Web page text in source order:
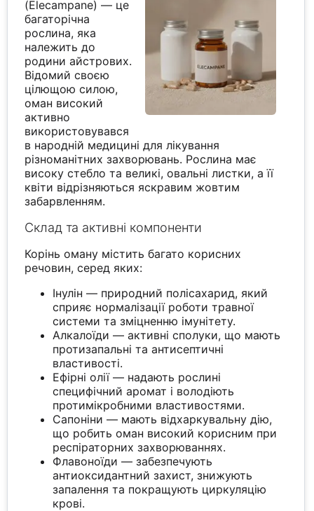
(Elecampane) — це
багаторічна
рослина, яка
належить до
родини айстрових.
Відомий своєю
цілющою силою,
оман високий
активно
використовувався
в народній медицині для лікування
різноманітних захворювань. Рослина має
високу стебло та великі, овальні листки, а її
квіти відрізняються яскравим жовтим
забарвленням.
Склад та активні компоненти
Корінь оману містить багато корисних
речовин, серед яких:
Інулін — природний полісахарид, який
сприяє нормалізації роботи травної
системи та зміцненню імунітету.
Алкалоїди — активні сполуки, що мають
протизапальні та антисептичні
властивості.
Ефірні олії — надають рослині
специфічний аромат і володіють
протимікробними властивостями.
Сапоніни — мають відхаркувальну дію,
що робить оман високий корисним при
респіраторних захворюваннях.
Флавоноїди — забезпечують
антиоксидантний захист, знижують
запалення та покращують циркуляцію
крові.